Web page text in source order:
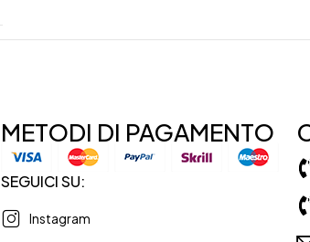
METODI DI PAGAMENTO
SEGUICI SU:
Instagram